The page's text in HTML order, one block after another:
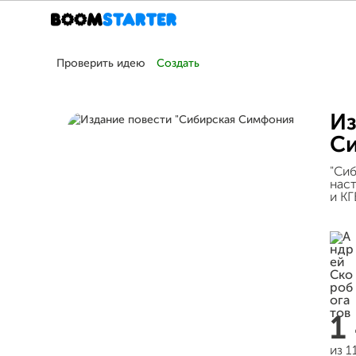
Проверить идею Создать
и
из